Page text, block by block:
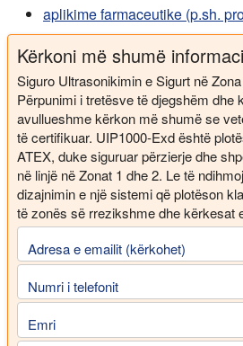
aplikime farmaceutike (p.sh.
Kërkoni më shumë
Siguro Ultrasonikimin e Sigurt në
Përpunimi i tretësve të djegshëm dhe
avullueshme kërkon më shumë se
të certifikuar. UIP1000-Exd është
ATEX, duke siguruar përzierje dhe
në linjë në Zonat 1 dhe 2. Le të
dizajnimin e një sistemi që plotëson
të zonës së rrezikshme dhe kërkesat
Adresa e emailit (kërkohet)
Numri i telefonit
Emri